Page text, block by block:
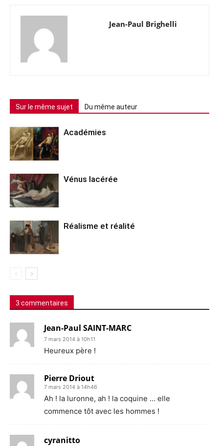
Jean-Paul Brighelli
Sur le même sujet Du même auteur
Académies
Vénus lacérée
Réalisme et réalité
3 commentaires
Jean-Paul SAINT-MARC
7 mars 2014 à 10h11
Heureux père !
Pierre Driout
7 mars 2014 à 14h46
Ah ! la luronne, ah ! la coquine … elle
commence tôt avec les hommes !
cyranitto